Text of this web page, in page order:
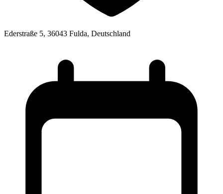
Ederstraße 5, 36043 Fulda, Deutschland